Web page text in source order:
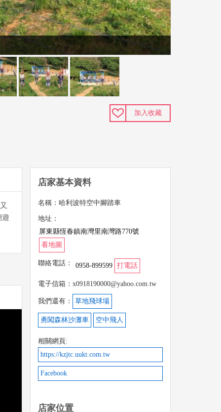
加入收藏
遊
店家基本資料
名稱：哈利波特空中腳踏車
地址：
屏東縣恆春鎮南灣里南灣路770號
看地圖
聯絡電話： 0958-899599 打電話
電子信箱：x0918190000@yahoo.com.tw
我們還有： 草地飛球場
勇闖森林沙灘車 空中飛人
相關網頁:
https://kzjtc.uukt.com.tw
Facebook
店家位置